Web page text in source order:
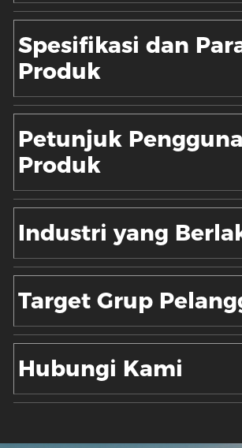
Spesifikasi dan
Produk
Petunjuk
Produk
Industri yang
Target Grup
Hubungi Kami